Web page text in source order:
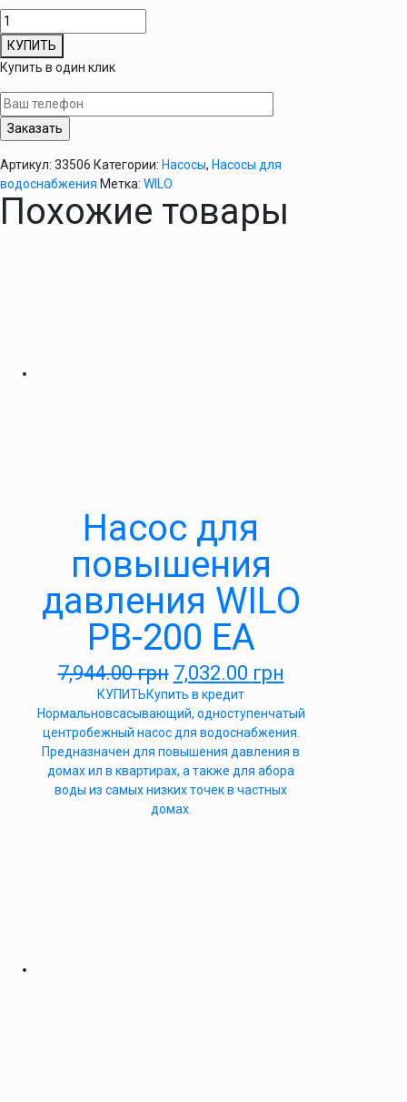
Количество
товара
Самовсасывающий
насос
WILO
HWJ
301
EM
КУПИТЬ
Купить в один клик
Артикул: 33506 Категории: Насосы, Насосы для
водоснабжения Метка: WILO
Похожие товары
Насос для
повышения
давления WILO
PB-200 ЕА
7,944.00грн 7,032.00 грн
КУПИТЬКупить в кредит
Нормальновсасывающий, одноступенчатый
центробежный насос для водоснабжения.
Предназначен для повышения давления в
домах ил в квартирах, а также для абора
воды из самых низких точек в частных
домах.